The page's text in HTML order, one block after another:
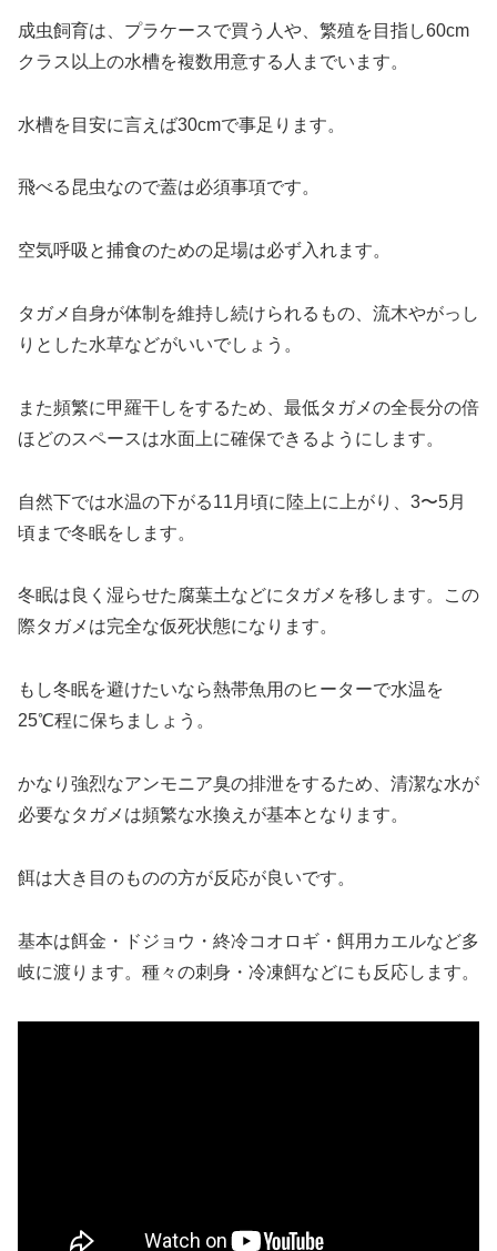
成虫飼育は、プラケースで買う人や、繁殖を目指し60cm
クラス以上の水槽を複数用意する人までいます。
水槽を目安に言えば30cmで事足ります。
飛べる昆虫なので蓋は必須事項です。
空気呼吸と捕食のための足場は必ず入れます。
タガメ自身が体制を維持し続けられるもの、流木やがっし
りとした水草などがいいでしょう。
また頻繁に甲羅干しをするため、最低タガメの全長分の倍
ほどのスペースは水面上に確保できるようにします。
自然下では水温の下がる11月頃に陸上に上がり、3〜5月
頃まで冬眠をします。
冬眠は良く湿らせた腐葉土などにタガメを移します。この
際タガメは完全な仮死状態になります。
もし冬眠を避けたいなら熱帯魚用のヒーターで水温を
25℃程に保ちましょう。
かなり強烈なアンモニア臭の排泄をするため、清潔な水が
必要なタガメは頻繁な水換えが基本となります。
餌は大き目のものの方が反応が良いです。
基本は餌金・ドジョウ・終冷コオロギ・餌用カエルなど多
岐に渡ります。種々の刺身・冷凍餌などにも反応します。